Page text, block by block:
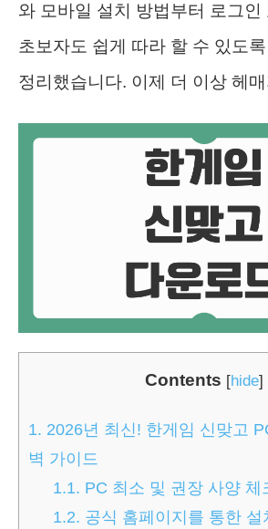
와 모바일 설치 방법부터 로그인
초보자도 쉽게 따라 할 수 있도
정리했습니다. 이제 더 이상 헤
Contents [hide]
1. 2026년 최신! 한게임 신맞고
벽 가이드
1.1. PC 최소 및 권장 사양 체
1.2. 공식 홈페이지를 통한 설